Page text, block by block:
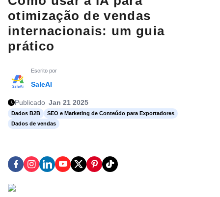
otimização de vendas
internacionais: um guia
prático
Escrito por
SaleAI
Publicado Jan 21 2025
Dados B2B
SEO e Marketing de Conteúdo para Exportadores
Dados de vendas